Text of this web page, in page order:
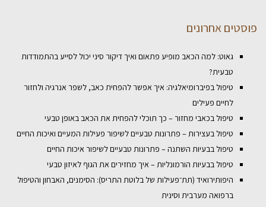
פוסטים אחרונים
גאוט: למה הכאב מופיע פתאום ואיך דיקור סיני יכול לסייע בהתמודדות
טבעית?
טיפול בפיברומיאלגיה: איך אפשר להפחית כאב, לשפר אנרגיה ולחזור
לחיים פעילים
טיפול בכאבי מחזור – כך תוכלי להפחית את הכאב באופן טבעי
טיפול בעצירות – פתרונות טבעיים לשיפור פעילות המעיים ואיכות החיים
טיפול בבעיות השתנה – פתרונות טבעיים לשיפור איכות החיים
טיפול בבעיות הורמונליות – איך מחזירים את הגוף לאיזון טבעי
היפותירואיד (תת־פעילות של בלוטת התריס): הסימנים, האבחון והטיפול
ברפואה מערבית וסינית